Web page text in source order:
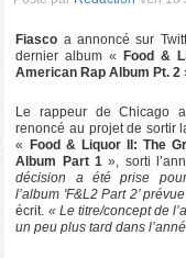
Fiasco a annoncé sur
dernier album «
Food &
American Rap Album Pt. 2
Le rappeur de Chicago
renoncé au projet de sortir
«
Food & Liquor II: The
Album Part 1 », sorti
décision a été prise
l’album 'F&L2 Part 2’
écrit. « Le titre/concept de
un peu plus tard dans